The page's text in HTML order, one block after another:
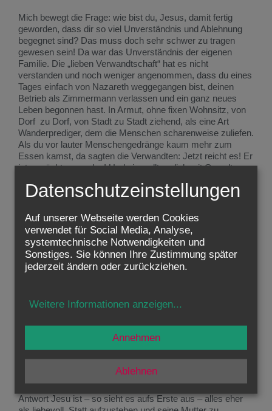
Mich bewegt die Frage: wie bist du, Jesus, damit fertig
geworden, dass dir so viel Unverständnis und Ablehnung
begegnet sind? Das muss doch sehr schwer zu tragen
gewesen sein! Da war das Unverständnis der eigenen
Familie. Die „lieben Verwandtschaft“ hat es nicht
verstanden und noch weniger angenommen, dass du eines
Tages einfach von Nazareth weggegangen bist, deinen
Betrieb als Zimmermann verlassen und ein ganz neues
Leben begonnen hast. In Armut, ohne fixen Wohnsitz, von
Dorf zu Dorf, von Stadt zu Stadt ziehend, als eine Art
Wanderprediger, dem die Menschen scharenweise zuliefen.
Als du vor lauter Menschengedränge kaum mehr zum
Essen kamst, da sagten die Verwandten: Jetzt reicht es! Er
ist verrückt geworden! Und sie wollten dich mit Gewalt
Schlimmer war die Ablehnung, die dir die religiösen
Autoritäten zeigten. Sie hielten dich nicht für verrückt,
sondern für gefährlich. Besessen seist du! Deine Wunder,
Heilungen und Befreiungen seinen Teufelswerk. „Verteufelt“
werden, das ist wirklich schlimmste Ablehnung. Du hast so
offensichtlich Gutes getan, vielen Menschen an Leib und
Seele geholfen – und das soll das Werk der Dämonen
Teufel kann doch nicht gegen sich selbst sein! Wenn ich
stammen.
Nun stellt sich mir aber noch eine andere Frage: Hat Jesus
Ablehnung gezeigt? „Deine Mutter und deine Brüder stehen
draußen und fragen nach dir“ – so berichtet man Jesus. Die
Antwort Jesu ist – so sieht es aufs Erste aus – alles eher
Datenschutzeinstellungen
Auf unserer Webseite werden Cookies
verwendet für Social Media, Analyse,
systemtechnische Notwendigkeiten und
Sonstiges. Sie können Ihre Zustimmung später
jederzeit ändern oder zurückziehen.
Weitere Informationen anzeigen...
Ablehnen
Annehmen